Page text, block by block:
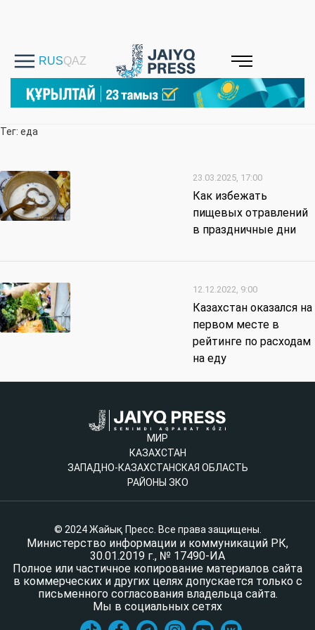
Тег: еда
23.03.2025, 17:00
Как избежать
пищевых отравлений
в праздничные дни
12.12.2022, 9:00
Казахстан оказался на
первом месте в
рейтинге по расходам
на еду
МИР
КАЗАХСТАН
ЗАПАДНО-КАЗАХСТАНСКАЯ ОБЛАСТЬ
РАЙОНЫ ЗКО
© 2024 Жайық Пресс. Все права защищены.
Министерство информации и коммуникаций РК,
30.01.2019 г., № 17490-ИА
Полное или частичное копирование материалов сайта
в коммерческих и других целях допускается только с
письменного согласования владельца сайта.
Мы в социальных сетях